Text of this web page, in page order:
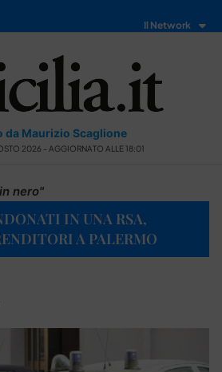
Il Network
da Maurizio Scaglione
2026 - AGGIORNATO ALLE 18:01
nero"
IN UNA RSA,
A PALERMO